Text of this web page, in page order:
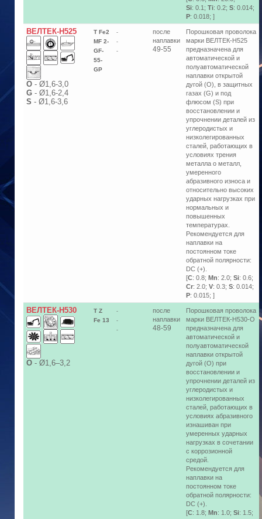
Si: 0.1; Ti: 0.2; S: 0.014;
P: 0.018; ]
ВЕЛТЕК-Н525
О - Ø1,6-3,0
G - Ø1,6-2,4
S - Ø1,6-3,6
T Fe2
MF 2-
GF-
55-
GP
-
-
-
после
наплавки
49-55
Порошковая проволока
марки ВЕЛТЕК-Н525
предназначена для
автоматической и
полуавтоматической
наплавки открытой
дугой (O), в защитных
газах (G) и под
флюсом (S) при
восстановлении и
упрочнении деталей из
углеродистых и
низколегированных
сталей, работающих в
условиях трения
металла о металл,
умеренного
абразивного износа и
относительно высоких
ударных нагрузках при
нормальных и
повышенных
температурах.
Рекомендуется для
наплавки на
постоянном токе
обратной полярности:
DC (+).
[C: 0.8; Mn: 2.0; Si: 0.6;
Cr: 2.0; V: 0.3; S: 0.014;
P: 0.015; ]
ВЕЛТЕК-Н530
О - Ø1,6–3,2
T Z
Fe 13
-
-
-
после
наплавки
48-59
Порошковая проволока
марки ВЕЛТЕК-Н530-О
предназначена для
автоматической и
полуавтоматической
наплавки открытой
дугой (O) при
восстановлении и
упрочнении деталей из
углеродистых и
низколегированных
сталей, работающих в
условиях абразивного
изнашиван при
умеренных ударных
нагрузках в сочетании
с коррозионной
средой.
Рекомендуется для
наплавки на
постоянном токе
обратной полярности:
DC (+).
[C: 1.8; Mn: 1.0; Si: 1.5;